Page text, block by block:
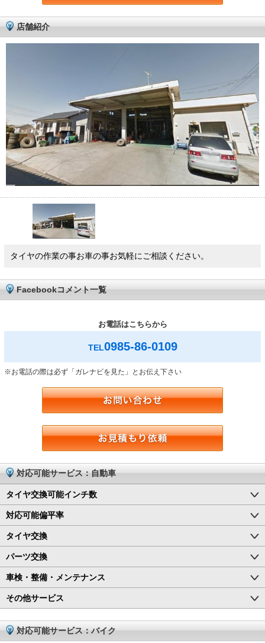
店舗紹介
タイヤの作業の事お車の事お気軽にご相談ください。
Facebookコメント一覧
お電話はこちらから
TEL0985-86-0109
※お電話の際は必ず「ガレナビを見た」とお伝え下さい
対応可能サービス：自動車
タイヤ交換可能インチ数
対応可能偏平率
タイヤ交換
パーツ交換
車検・整備・メンテナンス
その他サービス
対応可能サービス：バイク